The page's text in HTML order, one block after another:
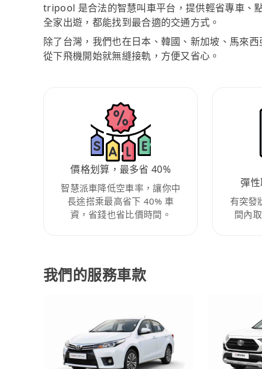
tripool 是合法的智慧叫車平台，提供輕省專車、
全家出遊，都能找到最合適的交通方式。
除了台灣，我們也在日本、韓國、新加坡、馬來
從下飛機開始就無縫接軌，方便又省心。
價格划算，最多省 40%
智慧派車降低空車率，讓你中
長途搭乘最高省下 40% 車
資，省錢也省比價時間。
彈
有突發
間內
我們的服務車款